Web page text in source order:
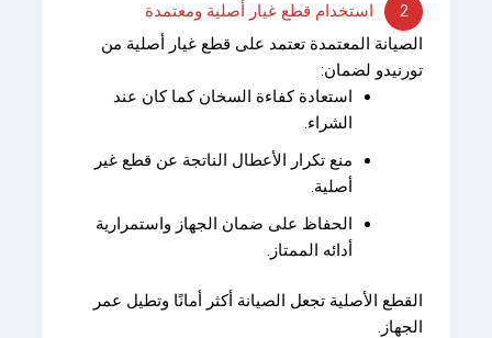
2
استخدام قطع غيار أصلية ومعتمدة
الصيانة المعتمدة تعتمد على قطع غيار أصلية من
تورنيدو لضمان:
استعادة كفاءة السخان كما كان عند
الشراء.
منع تكرار الأعطال الناتجة عن قطع غير
أصلية.
الحفاظ على ضمان الجهاز واستمرارية
أدائه الممتاز.
القطع الأصلية تجعل الصيانة أكثر أمانًا وتطيل عمر
الجهاز.